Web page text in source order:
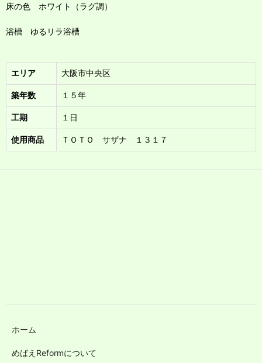
床の色 ホワイト（ラグ調）
浴槽 ゆるリラ浴槽
エリア 大阪市中央区
築年数 １５年
工期 １日
使用商品 ＴＯＴＯ サザナ １３１７
ホーム
めばえReformについて